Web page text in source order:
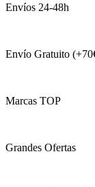
Envíos 24-48h
Envío Gratuito
Marcas TOP
Grandes Ofertas